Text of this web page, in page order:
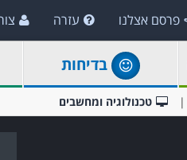
פרסם אצלנו עזרה
בדיחות
טכנולוגיה ומחשבים